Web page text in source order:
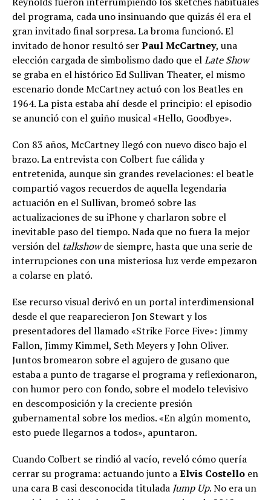
del programa, cada uno insinuando que quizás él era el
gran invitado final sorpresa. La broma funcionó. El
invitado de honor resultó serPaul McCartney, una
elección cargada de simbolismo dado que elLate Show
se graba en el histórico Ed Sullivan Theater, el mismo
escenario donde McCartney actuó con los Beatles en
1964. La pista estaba ahí desde el principio: el episodio
se anunció con el guiño musical «Hello, Goodbye».
Con 83 años, McCartney llegó con nuevo disco bajo el
brazo. La entrevista con Colbert fue cálida y
entretenida, aunque sin grandes revelaciones: el beatle
compartió vagos recuerdos de aquella legendaria
actuación en el Sullivan, bromeó sobre las
actualizaciones de su iPhone y charlaron sobre el
inevitable paso del tiempo. Nada que no fuera la mejor
versión del talkshowde siempre, hasta que una serie de
interrupciones con una misteriosa luz verde empezaron
a colarse en plató.
Ese recurso visual derivó en un portal interdimensional
desde el que reaparecieron Jon Stewart y los
presentadores del llamado «Strike Force Five»: Jimmy
Fallon, Jimmy Kimmel, Seth Meyers y John Oliver.
Juntos bromearon sobre el agujero de gusano que
estaba a punto de tragarse el programa y reflexionaron,
con humor pero con fondo, sobre el modelo televisivo
en descomposición y la creciente presión
gubernamental sobre los medios. «En algún momento,
esto puede llegarnos a todos», apuntaron.
Cuando Colbert se rindió al vacío, reveló cómo quería
cerrar su programa: actuando junto aElvis Costello en
una cara B casi desconocida titulada Jump Up. No era un